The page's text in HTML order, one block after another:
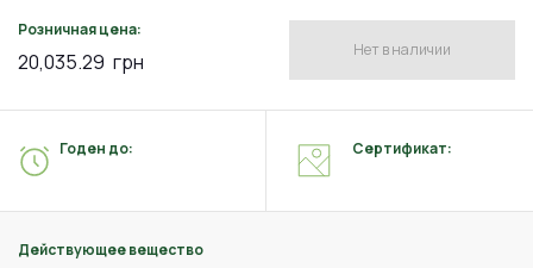
Розничная цена:
20,035.29 грн Нет в наличии
Действующее вещество
Годен до: Сертификат: